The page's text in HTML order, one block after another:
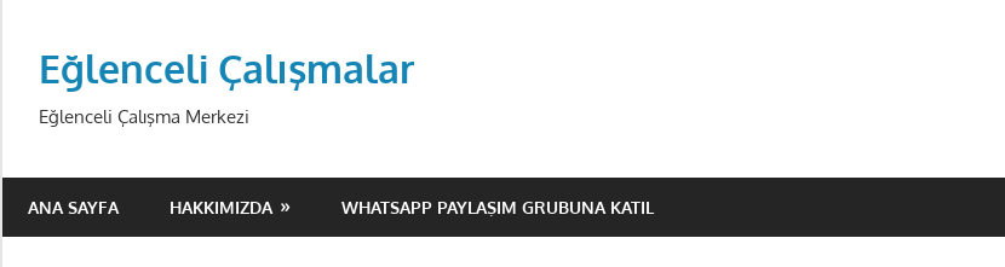
contentEğlenceli Çalışmalar
Eğlenceli Çalışma Merkezi
ANA SAYFA HAKKIMIZDA WHATSAPP PAYLAŞIM GRUBUNA KATIL